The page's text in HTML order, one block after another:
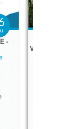
-
VILLAS DE LA